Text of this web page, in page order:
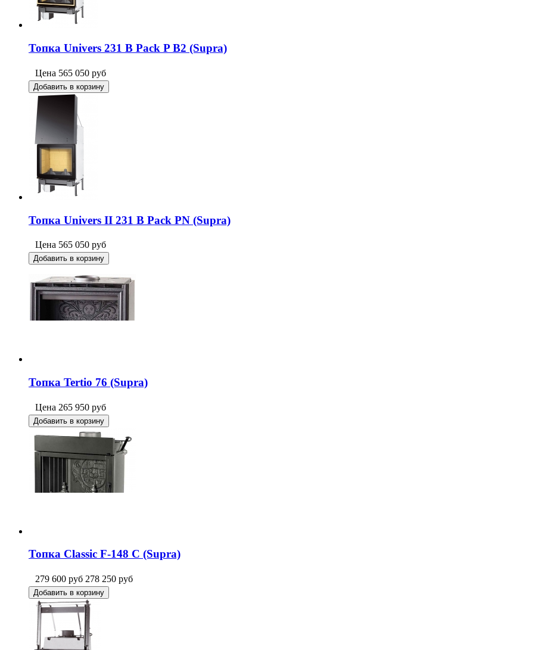
Топка Univers 231 B Pack P B2 (Supra)
Цена 565 050 руб
Добавить в корзину
Топка Univers II 231 B Pack PN (Supra)
Цена 565 050 руб
Добавить в корзину
Топка Tertio 76 (Supra)
Цена 265 950 руб
Добавить в корзину
Топка Classic F-148 C (Supra)
279 600 руб 278 250 руб
Добавить в корзину